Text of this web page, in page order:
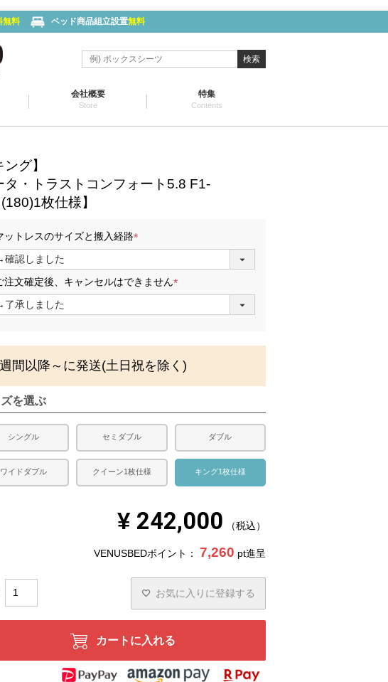
無料 ベッド商品組立設置無料
検索
会社概要
Store
特集
Contents
ング】
タ・トラストコンフォート5.8 F1-
枚仕様】
ットレスのサイズと搬入経路
(
必
須
)
注文確定後、キャンセルはできません
(
必
間以降～に発送(土日祝を除く)
を選ぶ
シングル セミダブル ダブル
ワイドダブル クイーン1枚仕様 キング1枚仕様
¥ 242,000 税込
VENUSBEDポイント： 7,260 pt進呈
お気に入りに登録する
カートに入れる